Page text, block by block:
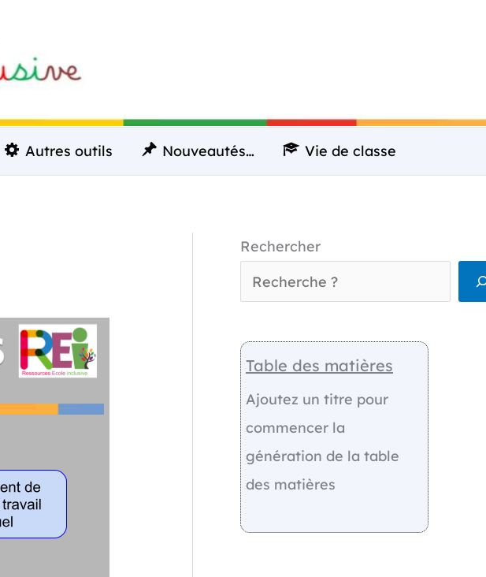
Autres outils Nouveautés… Vie de classe
Rechercher
Table des matières
Ajoutez un titre pour
commencer la
génération de la table
des matières